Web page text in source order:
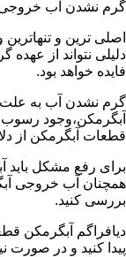
گرم نشدن آب خروجی
اصلی ترین و
دلیلی نتواند از
فایده خواهد بود.
گرم نشدن آب به علت
آبگرمکن،وجود
قطعات آبگرمکن از
برای رفع مشکل باید
همچنان آب خروجی
بررسی کنید.
دیافراگم آبگرمکن
پیدا کنید و در صورت